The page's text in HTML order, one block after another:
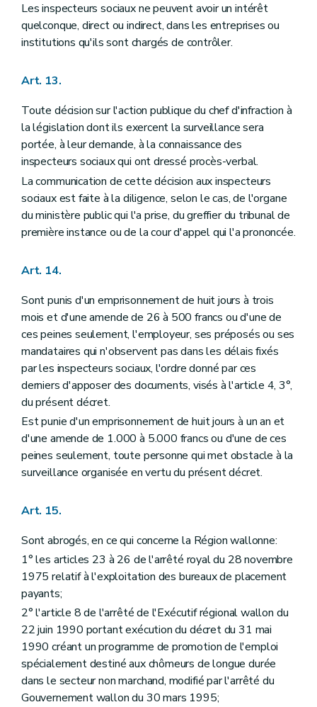
Les inspecteurs sociaux ne peuvent avoir un intérêt
quelconque, direct ou indirect, dans les entreprises ou
institutions qu'ils sont chargés de contrôler.
Art. 13.
Toute décision sur l'action publique du chef d'infraction à
la législation dont ils exercent la surveillance sera
portée, à leur demande, à la connaissance des
inspecteurs sociaux qui ont dressé procès-verbal.
La communication de cette décision aux inspecteurs
sociaux est faite à la diligence, selon le cas, de l'organe
du ministère public qui l'a prise, du greffier du tribunal de
première instance ou de la cour d'appel qui l'a prononcée.
Art. 14.
Sont punis d'un emprisonnement de huit jours à trois
mois et d'une amende de 26 à 500 francs ou d'une de
ces peines seulement, l'employeur, ses préposés ou ses
mandataires qui n'observent pas dans les délais fixés
par les inspecteurs sociaux, l'ordre donné par ces
derniers d'apposer des documents, visés à l'article 4, 3°,
du présent décret.
Est punie d'un emprisonnement de huit jours à un an et
d'une amende de 1.000 à 5.000 francs ou d'une de ces
peines seulement, toute personne qui met obstacle à la
surveillance organisée en vertu du présent décret.
Art. 15.
Sont abrogés, en ce qui concerne la Région wallonne:
1° les articles 23 à 26 de l'arrêté royal du 28 novembre
1975 relatif à l'exploitation des bureaux de placement
payants;
2° l'article 8 de l'arrêté de l'Exécutif régional wallon du
22 juin 1990 portant exécution du décret du 31 mai
1990 créant un programme de promotion de l'emploi
spécialement destiné aux chômeurs de longue durée
dans le secteur non marchand, modifié par l'arrêté du
Gouvernement wallon du 30 mars 1995;